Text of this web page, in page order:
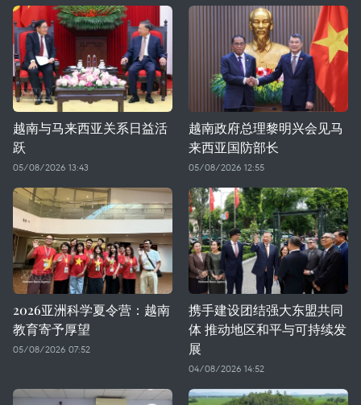
越南与马来西亚关系日益活
跃
05/08/2026 13:43
越南政府总理黎明兴会见马
来西亚国防部长
05/08/2026 12:55
2026亚洲科学夏令营：越南
教育寄予厚望
05/08/2026 07:52
携手建设团结强大东盟共同
体 推动地区和平与可持续发
展
04/08/2026 14:52